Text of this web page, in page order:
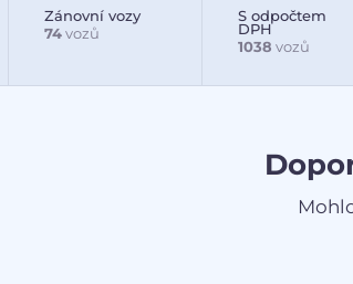
Zánovní vozy
74 vozů
S odpočtem
DPH
1038 vozů